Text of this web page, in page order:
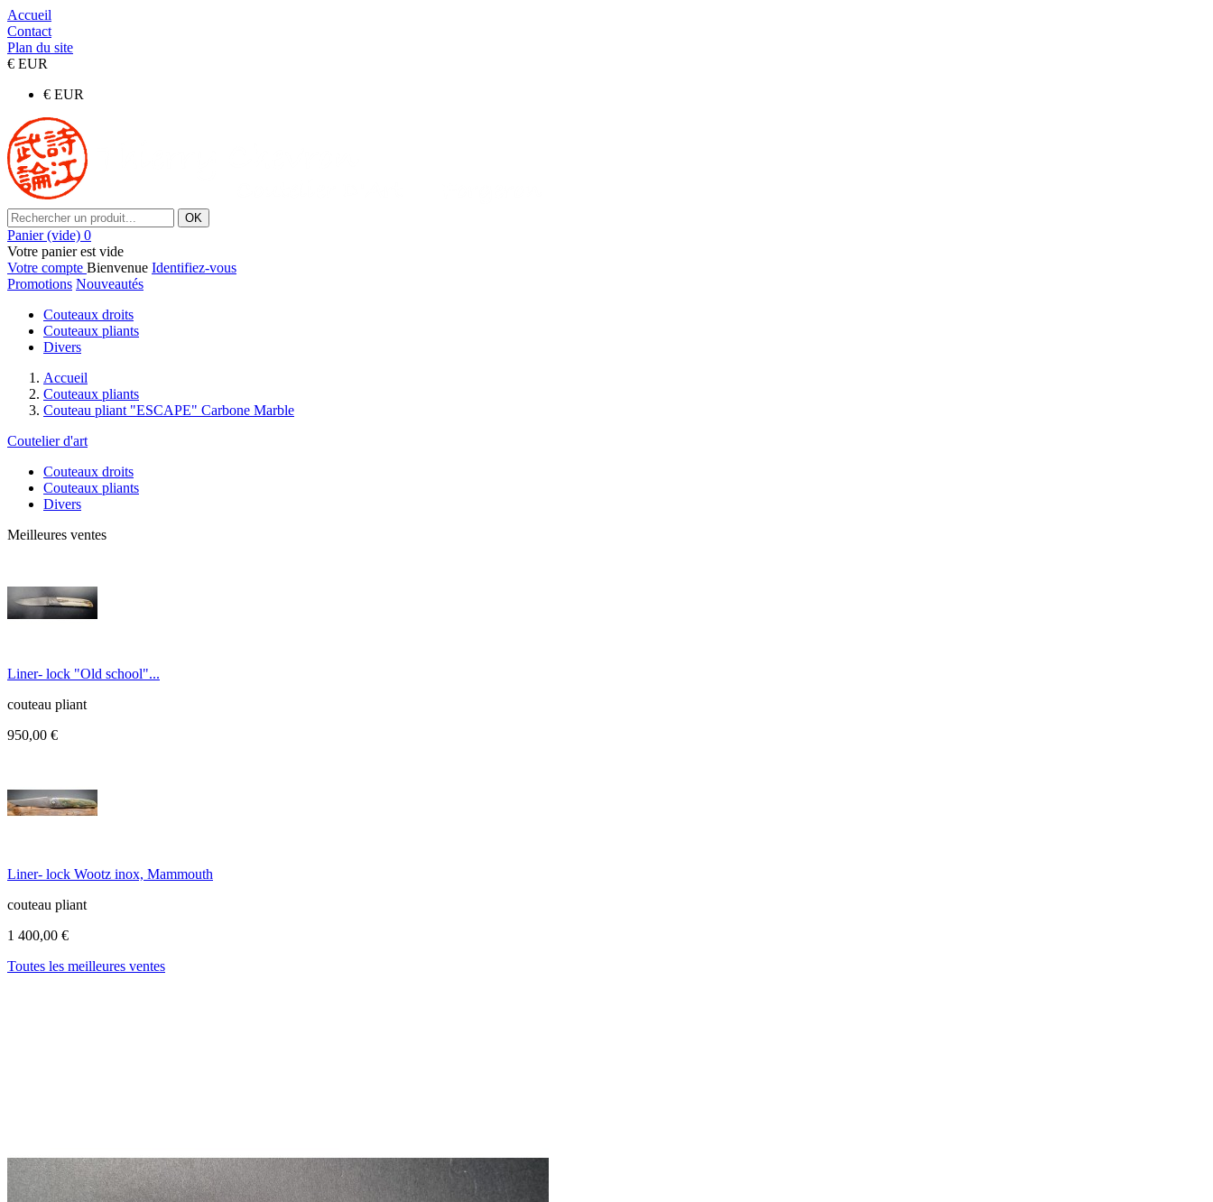
Accueil
Contact
Plan du site
€ EUR
€ EUR
OK
Panier (vide) 0
Votre panier est vide
Votre compte Bienvenue Identifiez-vous
Promotions Nouveautés
Couteaux droits
Couteaux pliants
Divers
Accueil
Couteaux pliants
Couteau pliant "ESCAPE" Carbone Marble
Coutelier d'art
Couteaux droits
Couteaux pliants
Divers
Meilleures ventes
Liner- lock "Old school"...
couteau pliant
950,00 €
Liner- lock Wootz inox, Mammouth
couteau pliant
1 400,00 €
Toutes les meilleures ventes